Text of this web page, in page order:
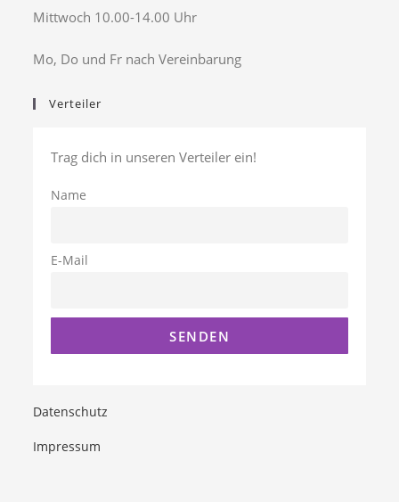
Mittwoch 10.00-14.00 Uhr
Mo, Do und Fr nach Vereinbarung
Verteiler
Trag dich in unseren Verteiler ein!
Name
E-Mail
Datenschutz
Impressum